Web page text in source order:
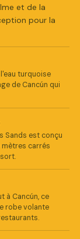
et de la
pour la
turquoise
de Cancún qui
Sands est conçu
carrés
à Cancún, ce
robe volante